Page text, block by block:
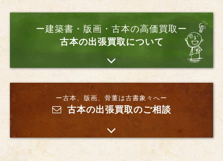
ー建築書・版画・古本の高価買取ー
古本の出張買取について
ー古本、版画、骨董は古書象々へー
古本の出張買取のご相談